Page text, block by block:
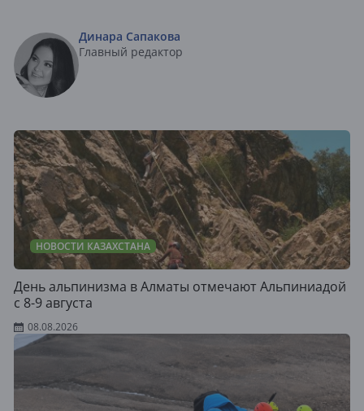
Динара Сапакова
Главный редактор
НОВОСТИ КАЗАХСТАНА
День альпинизма в Алматы отмечают Альпиниадой
с 8-9 августа
08.08.2026